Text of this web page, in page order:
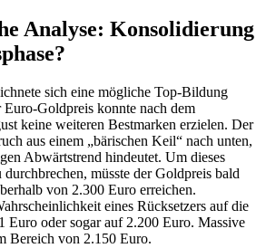
Analyse: Konsolidierung
sich eine mögliche Top-Bildung
Goldpreis konnte nach dem
keine weiteren Bestmarken erzielen. Der
aus einem „bärischen Keil“ nach unten,
Abwärtstrend hindeutet. Um dieses
müsste der Goldpreis bald
von 2.300 Euro erreichen.
eines Rücksetzers auf die
Euro oder sogar auf 2.200 Euro. Massive
Bereich von 2.150 Euro.